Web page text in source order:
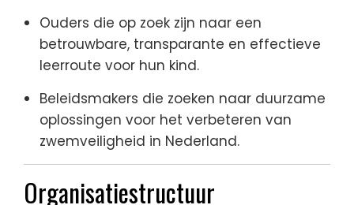
Ouders die op zoek zijn naar een
betrouwbare, transparante en effectieve
leerroute voor hun kind.
Beleidsmakers die zoeken naar duurzame
oplossingen voor het verbeteren van
zwemveiligheid in Nederland.
Organisatiestructuur